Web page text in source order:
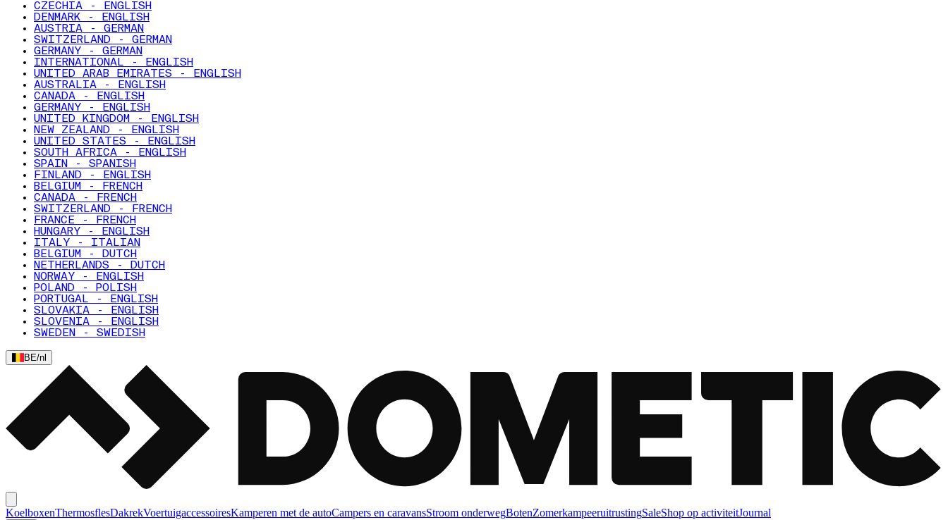
CZECHIA - ENGLISH
DENMARK - ENGLISH
AUSTRIA - GERMAN
SWITZERLAND - GERMAN
GERMANY - GERMAN
INTERNATIONAL - ENGLISH
UNITED ARAB EMIRATES - ENGLISH
AUSTRALIA - ENGLISH
CANADA - ENGLISH
GERMANY - ENGLISH
UNITED KINGDOM - ENGLISH
NEW ZEALAND - ENGLISH
UNITED STATES - ENGLISH
SOUTH AFRICA - ENGLISH
SPAIN - SPANISH
FINLAND - ENGLISH
BELGIUM - FRENCH
CANADA - FRENCH
SWITZERLAND - FRENCH
FRANCE - FRENCH
HUNGARY - ENGLISH
ITALY - ITALIAN
BELGIUM - DUTCH
NETHERLANDS - DUTCH
NORWAY - ENGLISH
POLAND - POLISH
PORTUGAL - ENGLISH
SLOVAKIA - ENGLISH
SLOVENIA - ENGLISH
SWEDEN - SWEDISH
BE/nl
KoelboxenThermosflesDakrekVoertuigaccessoiresKamperen met de autoCampers en caravansStroom onderwegBotenZomerkampeeruitrustingSaleShop op activiteitJournal